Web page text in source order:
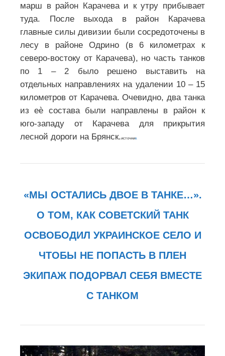
марш в район Карачева и к утру прибывает
туда. После выхода в район Карачева
главные силы дивизии были сосредоточены в
лесу в районе Одрино (в 6 километрах к
северо-востоку от Карачева), но часть танков
по 1 – 2 было решено выставить на
отдельных направлениях на удалении 10 – 15
километров от Карачева. Очевидно, два танка
из еѐ состава были направлены в район к
юго-западу от Карачева для прикрытия
лесной дороги на Брянск.источник
«МЫ ОСТАЛИСЬ ДВОЕ В ТАНКЕ…».
О ТОМ, КАК СОВЕТСКИЙ ТАНК
ОСВОБОДИЛ УКРАИНСКОЕ СЕЛО И
ЧТОБЫ НЕ ПОПАСТЬ В ПЛЕН
ЭКИПАЖ ПОДОРВАЛ СЕБЯ ВМЕСТЕ
С ТАНКОМ